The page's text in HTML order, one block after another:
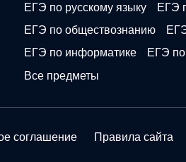
ЕГЭ по русскому языку
ЕГЭ
ЕГЭ по обществознанию
ЕГЭ по информатике
ЕГЭ
Все предметы
соглашение Правила сайта